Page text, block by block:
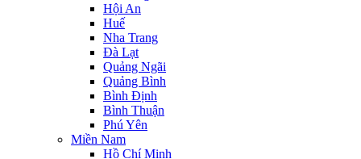
Hội An
Huế
Nha Trang
Đà Lạt
Quảng Ngãi
Quảng Bình
Bình Định
Bình Thuận
Phú Yên
Miền Nam
Hồ Chí Minh